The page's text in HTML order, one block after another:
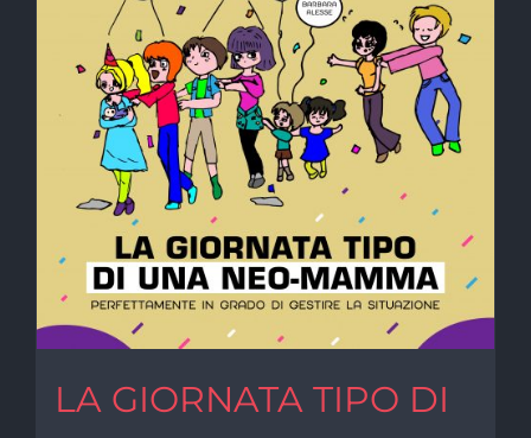
LA GIORNATA TIPO DI